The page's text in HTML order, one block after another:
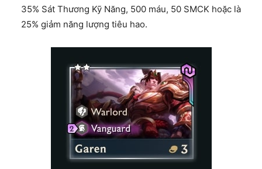
35% Sát Thương Kỹ Năng, 500 máu, 50 SMCK hoặc là
25% giảm năng lượng tiêu hao.